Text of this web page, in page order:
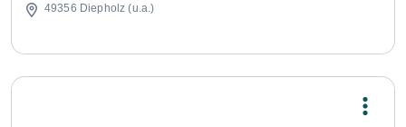
49356 Diepholz (u.a.)